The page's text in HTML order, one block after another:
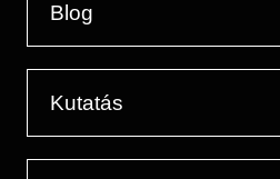
Blog
Kutatás